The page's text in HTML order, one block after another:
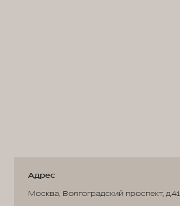
Адрес
Москва, Волгоградский проспект,